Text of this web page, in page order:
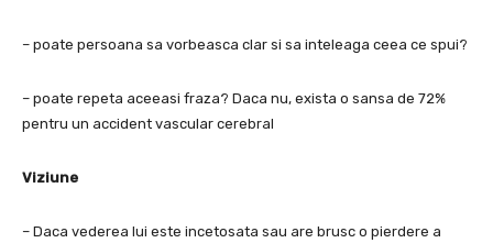
– poate persoana sa vorbeasca clar si sa inteleaga ceea ce spui?
– poate repeta aceeasi fraza? Daca nu, exista o sansa de 72%
pentru un accident vascular cerebral
Viziune
– Daca vederea lui este incetosata sau are brusc o pierdere a